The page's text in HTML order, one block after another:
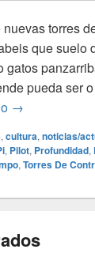
nuevas torres
que suelo
gatos
pueda ser
Controlador de
→
, cultura, noticias/
, Pilot, Profundidad,
, Torres De